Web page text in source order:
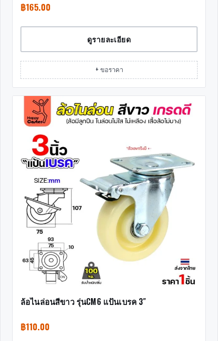
฿165.00
ดูรายละเอียด
+ ขอราคา
ล้อไนล่อนสีขาว รุ่นCM6 แป้นเบรค 3″
฿110.00